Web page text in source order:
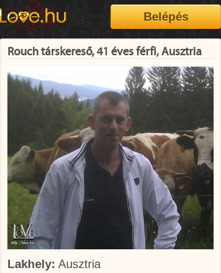
Rouch társkereső, 41 éves férfi, Ausztria
Lakhely: Ausztria